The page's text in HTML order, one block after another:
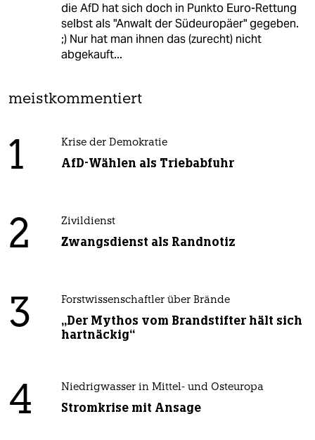
die AfD hat sich doch in Punkto Euro-Rettung
selbst als "Anwalt der Südeuropäer" gegeben.
;) Nur hat man ihnen das (zurecht) nicht
abgekauft...
meistkommentiert
1 Krise der Demokratie
AfD-Wählen als Triebabfuhr
2 Zivildienst
Zwangsdienst als Randnotiz
3 Forstwissenschaftler über Brände
„Der Mythos vom Brandstifter hält sich
hartnäckig“
4 Niedrigwasser in Mittel- und Osteuropa
Stromkrise mit Ansage